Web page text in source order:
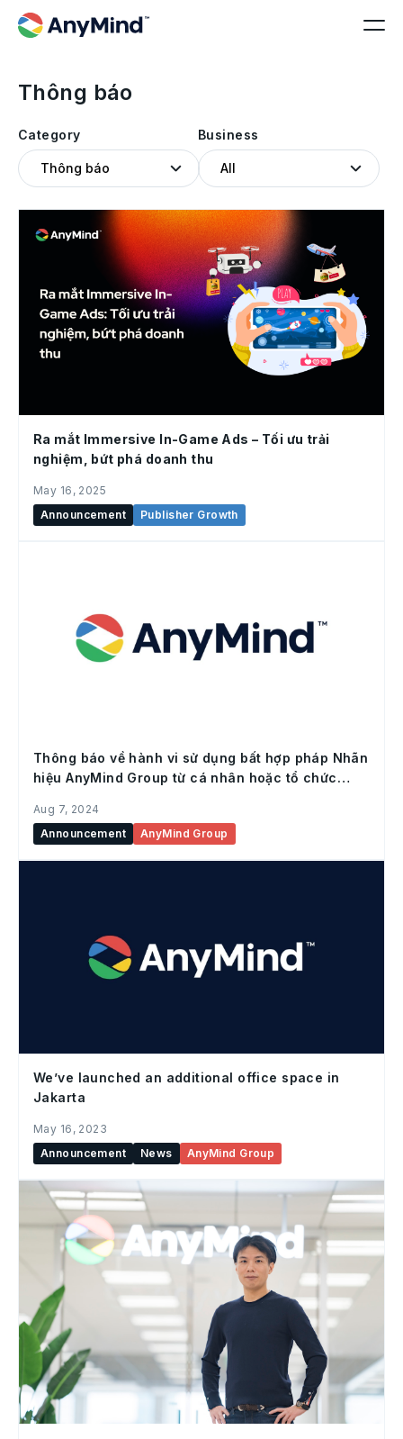
Thông báo
Category Business
Announcement Publisher Growth
May 16, 2025
Ra mắt Immersive In-Game Ads – Tối ưu trải
nghiệm, bứt phá doanh thu
Thông báo về hành vi sử dụng bất hợp pháp Nhãn
hiệu AnyMind Group từ cá nhân hoặc tổ chức
Aug 7, 2024
Announcement
AnyMind Group
We’ve launched an additional office space in
Jakarta
May 16, 2023
Announcement
News AnyMind Group